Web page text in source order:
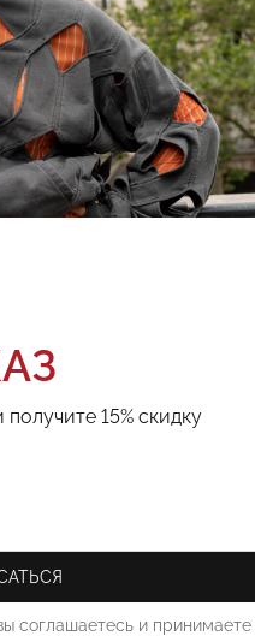
денима с высокой
Red September —
отверстиями. •
• Петли для ремня •
НАЛИЧИИ
15% скидку
соглашаетесь и принимаете